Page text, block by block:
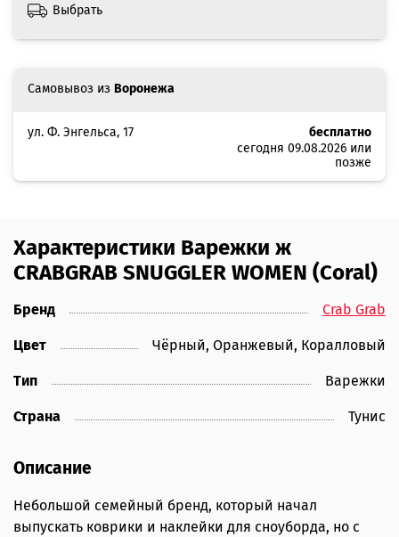
Самовывоз из Воронежа
ул. Ф. Энгельса, 17
бесплатно
сегодня 09.08.2026 или
позже
Выбрать
Характеристики Варежки ж
CRABGRAB SNUGGLER WOMEN (Coral)
Бренд Crab Grab
Цвет Чёрный, Оранжевый, Коралловый
Тип Варежки
Страна Тунис
Описание
Небольшой семейный бренд, который начал
выпускать коврики и наклейки для сноуборда, но с